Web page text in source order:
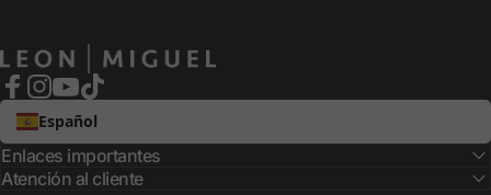
LEON MIGUEL
Facebook
Instagram
Español
Enlaces importantes
Atención al cliente